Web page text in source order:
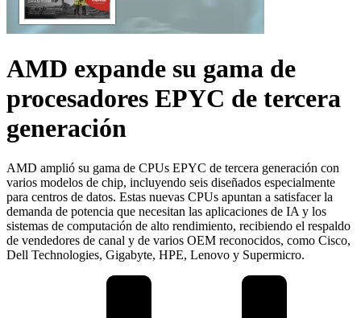
AMD expande su gama de
procesadores EPYC de tercera
generación
AMD amplió su gama de CPUs EPYC de tercera generación con
varios modelos de chip, incluyendo seis diseñados especialmente
para centros de datos. Estas nuevas CPUs apuntan a satisfacer la
demanda de potencia que necesitan las aplicaciones de IA y los
sistemas de computación de alto rendimiento, recibiendo el respaldo
de vendedores de canal y de varios OEM reconocidos, como Cisco,
Dell Technologies, Gigabyte, HPE, Lenovo y Supermicro.